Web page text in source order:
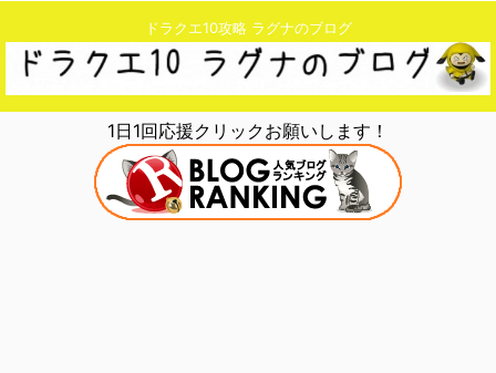
ドラクエ10攻略 ラグナのブログ
1日1回応援クリックお願いします！